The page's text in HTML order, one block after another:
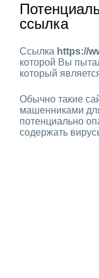
ссылка
Ссылка https://
которой Вы
который
Обычно такие
машенниками
потенциально
содержать